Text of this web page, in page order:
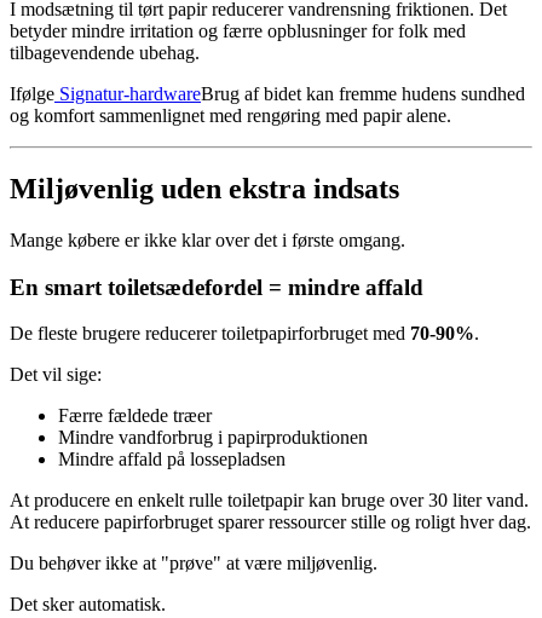
I modsætning til tørt papir reducerer vandrensning friktionen. Det
betyder mindre irritation og færre opblusninger for folk med
tilbagevendende ubehag.
Ifølge Signatur-hardwareBrug af bidet kan fremme hudens sundhed
og komfort sammenlignet med rengøring med papir alene.
Miljøvenlig uden ekstra indsats
Mange købere er ikke klar over det i første omgang.
En smart toiletsædefordel = mindre affald
De fleste brugere reducerer toiletpapirforbruget med 70-90%.
Det vil sige:
Færre fældede træer
Mindre vandforbrug i papirproduktionen
Mindre affald på lossepladsen
At producere en enkelt rulle toiletpapir kan bruge over 30 liter vand.
At reducere papirforbruget sparer ressourcer stille og roligt hver dag.
Du behøver ikke at "prøve" at være miljøvenlig.
Det sker automatisk.